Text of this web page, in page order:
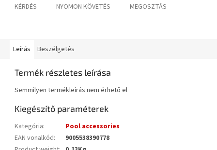
KÉRDÉS NYOMON KÖVETÉS MEGOSZTÁS
Leírás Beszélgetés
Termék részletes leírása
Semmilyen termékleírás nem érhető el
Kiegészítő paraméterek
Kategória:
Pool accessories
EAN vonalkód:
9005538390778